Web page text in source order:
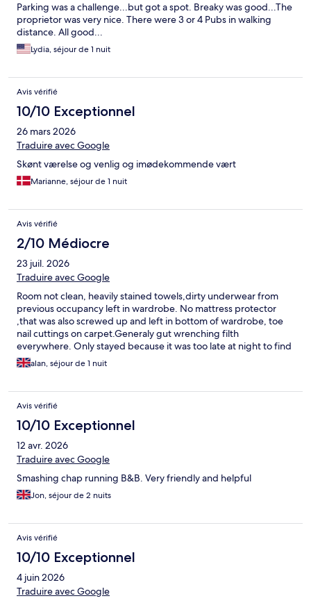
Parking was a challenge...but got a spot. Breaky was good...The
proprietor was very nice. There were 3 or 4 Pubs in walking
distance. All good...
Lydia, séjour de 1 nuit
Avis vérifié
10/10 Exceptionnel
26 mars 2026
Traduire avec Google
Skønt værelse og venlig og imødekommende vært
Marianne, séjour de 1 nuit
Avis vérifié
2/10 Médiocre
23 juil. 2026
Traduire avec Google
Room not clean, heavily stained towels,dirty underwear from
previous occupancy left in wardrobe. No mattress protector
,that was also screwed up and left in bottom of wardrobe, toe
nail cuttings on carpet.Generaly gut wrenching filth
everywhere. Only stayed because it was too late at night to find
other accommodation
alan, séjour de 1 nuit
Avis vérifié
10/10 Exceptionnel
12 avr. 2026
Traduire avec Google
Smashing chap running B&B. Very friendly and helpful
Jon, séjour de 2 nuits
Avis vérifié
10/10 Exceptionnel
4 juin 2026
Traduire avec Google